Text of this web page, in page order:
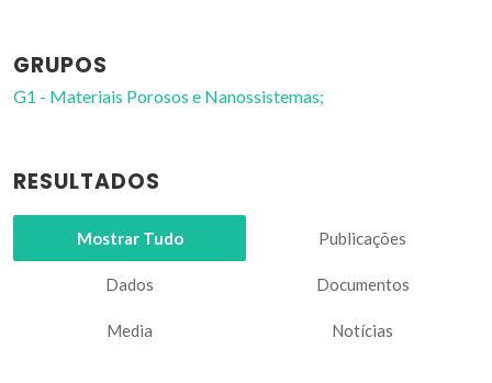
GRUPOS
G1 - Materiais Porosos e Nanossistemas;
RESULTADOS
Mostrar Tudo Publicações
Dados Documentos
Media Notícias